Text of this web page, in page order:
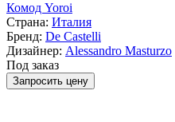
Комод Yoroi
Страна: Италия
Бренд: De Castelli
Дизайнер: Alessandro Masturzo
Под заказ
Запросить цену